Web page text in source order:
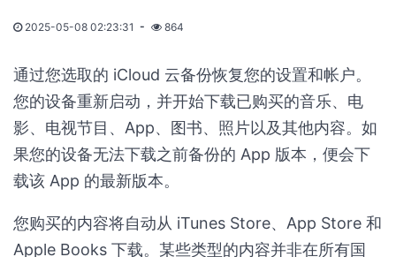
2025-05-08 02:23:31 864
通过您选取的 iCloud 云备份恢复您的设置和帐户。
您的设备重新启动，并开始下载已购买的音乐、电
影、电视节目、App、图书、照片以及其他内容。如
果您的设备无法下载之前备份的 App 版本，便会下
载该 App 的最新版本。
您购买的内容将自动从 iTunes Store、App Store 和
Apple Books 下载。某些类型的内容并非在所有国